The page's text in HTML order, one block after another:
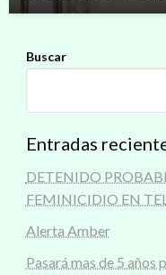
Buscar
Entradas
DETENIDO
FEMINICIDIO EN
Alerta Amber
Pasará mas de 5 años